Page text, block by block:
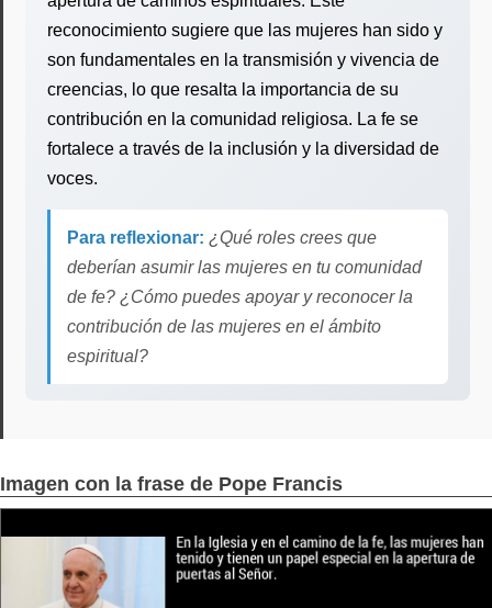
reconocimiento sugiere que las mujeres han sido y
son fundamentales en la transmisión y vivencia de
creencias, lo que resalta la importancia de su
contribución en la comunidad religiosa. La fe se
fortalece a través de la inclusión y la diversidad de
voces.
Para reflexionar: ¿Qué roles crees que
deberían asumir las mujeres en tu comunidad
de fe? ¿Cómo puedes apoyar y reconocer la
contribución de las mujeres en el ámbito
espiritual?
Imagen con la frase de Pope Francis